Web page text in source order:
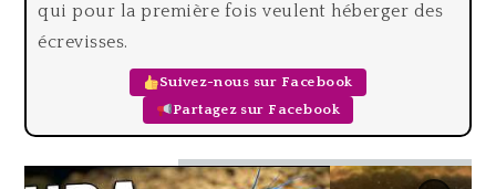
qui pour la première fois veulent héberger des
écrevisses.
Suivez-nous sur Facebook
Partagez sur Facebook